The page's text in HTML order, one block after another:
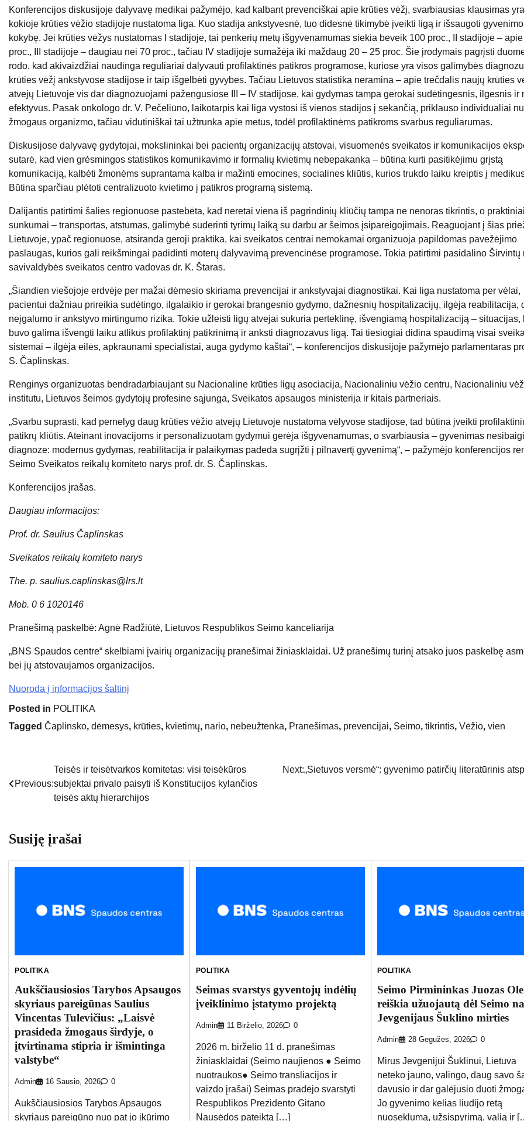
Konferencijos diskusijoje dalyvavę medikai pažymėjo, kad kalbant prevenciškai apie krūties vėžį, svarbiausias klausimas
kokioje krūties vėžio stadijoje nustatoma liga. Kuo stadija ankstyvesnė, tuo didesnė tikimybė įveikti ligą ir išsaugoti gyvenimo
kokybę. Jei krūties vėžys nustatomas I stadijoje, tai penkerių metų išgyvenamumas siekia beveik 100 proc., II stadijoje –
proc., III stadijoje – daugiau nei 70 proc., tačiau IV stadijoje sumažėja iki maždaug 20 – 25 proc. Šie įrodymais pagrįsti
rodo, kad akivaizdžiai naudinga reguliariai dalyvauti profilaktinės patikros programose, kuriose yra visos galimybės
krūties vėžį ankstyvose stadijose ir taip išgelbėti gyvybes. Tačiau Lietuvos statistika neramina – apie trečdalis naujų krūties
atvejų Lietuvoje vis dar diagnozuojami pažengusiose III – IV stadijose, kai gydymas tampa gerokai sudėtingesnis, ilgesnis ir
efektyvus. Pasak onkologo dr. V. Pečeliūno, laikotarpis kai liga vystosi iš vienos stadijos į sekančią, priklauso individualiai
žmogaus organizmo, tačiau vidutiniškai tai užtrunka apie metus, todėl profilaktinėms patikroms svarbus reguliarumas.
Diskusijose dalyvavę gydytojai, mokslininkai bei pacientų organizacijų atstovai, visuomenės sveikatos ir komunikacijos
sutarė, kad vien grėsmingos statistikos komunikavimo ir formalių kvietimų nebepakanka – būtina kurti pasitikėjimu grįstą
komunikaciją, kalbėti žmonėms suprantama kalba ir mažinti emocines, socialines kliūtis, kurios trukdo laiku kreiptis į
Būtina sparčiau plėtoti centralizuoto kvietimo į patikros programą sistemą.
Dalijantis patirtimi šalies regionuose pastebėta, kad neretai viena iš pagrindinių kliūčių tampa ne nenoras tikrintis, o praktiniai
sunkumai – transportas, atstumas, galimybė suderinti tyrimų laiką su darbu ar šeimos įsipareigojimais. Reaguojant į šias
Lietuvoje, ypač regionuose, atsiranda geroji praktika, kai sveikatos centrai nemokamai organizuoja papildomas pavežėjimo
paslaugas, kurios gali reikšmingai padidinti moterų dalyvavimą prevencinėse programose. Tokia patirtimi pasidalino Širvintų
savivaldybės sveikatos centro vadovas dr. K. Štaras.
„Šiandien viešojoje erdvėje per mažai dėmesio skiriama prevencijai ir ankstyvajai diagnostikai. Kai liga nustatoma per vėlai,
pacientui dažniau prireikia sudėtingo, ilgalaikio ir gerokai brangesnio gydymo, dažnesnių hospitalizacijų, ilgėja reabilitacija,
neįgalumo ir ankstyvo mirtingumo rizika. Tokie užleisti ligų atvejai sukuria perteklinę, išvengiamą hospitalizaciją – situacijas,
buvo galima išvengti laiku atlikus profilaktinį patikrinimą ir anksti diagnozavus ligą. Tai tiesiogiai didina spaudimą visai
sistemai – ilgėja eilės, apkraunami specialistai, auga gydymo kaštai“, – konferencijos diskusijoje pažymėjo parlamentaras
S. Čaplinskas.
Renginys organizuotas bendradarbiaujant su Nacionaline krūties ligų asociacija, Nacionaliniu vėžio centru, Nacionaliniu
institutu, Lietuvos šeimos gydytojų profesine sąjunga, Sveikatos apsaugos ministerija ir kitais partneriais.
„Svarbu suprasti, kad pernelyg daug krūties vėžio atvejų Lietuvoje nustatoma vėlyvose stadijose, tad būtina įveikti
patikrų kliūtis. Ateinant inovacijoms ir personalizuotam gydymui gerėja išgyvenamumas, o svarbiausia – gyvenimas
diagnoze: modernus gydymas, reabilitacija ir palaikymas padeda sugrįžti į pilnavertį gyvenimą“, – pažymėjo konferencijos
Seimo Sveikatos reikalų komiteto narys prof. dr. S. Čaplinskas.
Konferencijos įrašas.
Daugiau informacijos:
Prof. dr. Saulius Čaplinskas
Sveikatos reikalų komiteto narys
The. p. saulius.caplinskas@lrs.lt
Mob. 0 6 1020146
Pranešimą paskelbė: Agnė Radžiūtė, Lietuvos Respublikos Seimo kanceliarija
„BNS Spaudos centre“ skelbiami įvairių organizacijų pranešimai žiniasklaidai. Už pranešimų turinį atsako juos paskelbę
bei jų atstovaujamos organizacijos.
Nuoroda į informacijos šaltinį
Posted in POLITIKA
Tagged Čaplinsko, dėmesys, krūties, kvietimų, nario, nebeužtenka, Pranešimas, prevencijai, Seimo, tikrintis, Vėžio, vien
Navigacija
Previous:
Teisės ir teisėtvarkos komitetas: visi teisėkūros
subjektai privalo paisyti iš Konstitucijos kylančios
teisės aktų hierarchijos
Next:„Sietuvos versmė“: gyvenimo patirčių literatūrinis
Susiję įrašai
POLITIKA
Aukščiausiosios Tarybos Apsaugos
skyriaus pareigūnas Saulius
Vincentas Tulevičius: „Laisvė
prasideda žmogaus širdyje, o
įtvirtinama stipria ir išmintinga
valstybe“
Admin 16 Sausio, 2026 0
Aukščiausiosios Tarybos Apsaugos
skyriaus pareigūno nuo pat jo įkūrimo
POLITIKA
Seimas svarstys gyventojų indėlių
įveiklinimo įstatymo projektą
Admin 11 Birželio, 2026 0
2026 m. birželio 11 d. pranešimas
žiniasklaidai (Seimo naujienos ● Seimo
nuotraukos● Seimo transliacijos ir
vaizdo įrašai) Seimas pradėjo svarstyti
Respublikos Prezidento Gitano
Nausėdos pateiktą […]
POLITIKA
Seimo Pirmininkas Juozas
reiškia užuojautą dėl Seimo
Jevgenijaus Šuklino mirties
Admin 28 Gegužės, 2026 0
Mirus Jevgenijui Šuklinui, Lietuva
neteko jauno, valingo, daug savo
davusio ir dar galėjusio duoti
Jo gyvenimo kelias liudijo retą
nuoseklumą, užsispyrimą, valią ir